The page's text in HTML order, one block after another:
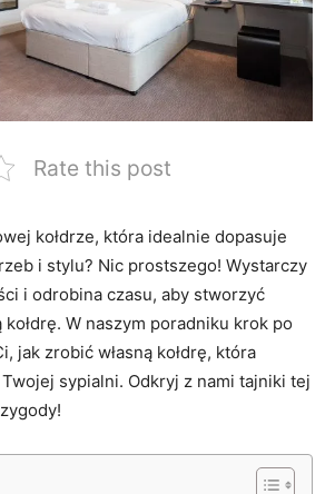
Rate this post
⁣kołdrze, która idealnie dopasuje
i stylu? Nic prostszego! ‍Wystarczy
i ⁣odrobina czasu, aby stworzyć
kołdrę. ⁤W naszym poradniku krok po
jak zrobić własną ⁣kołdrę, która
sypialni.‌ Odkryj z nami‍ tajniki tej